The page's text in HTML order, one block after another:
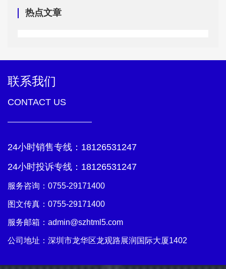
热点文章
联系我们
CONTACT US
24小时销售专线： 18126531247
24小时投诉专线： 18126531247
服务咨询： 0755-29171400
图文传真：0755-29171400
服务邮箱： admin@szhtml5.com
公司地址：深圳市龙华区龙观路展润国际大厦1402